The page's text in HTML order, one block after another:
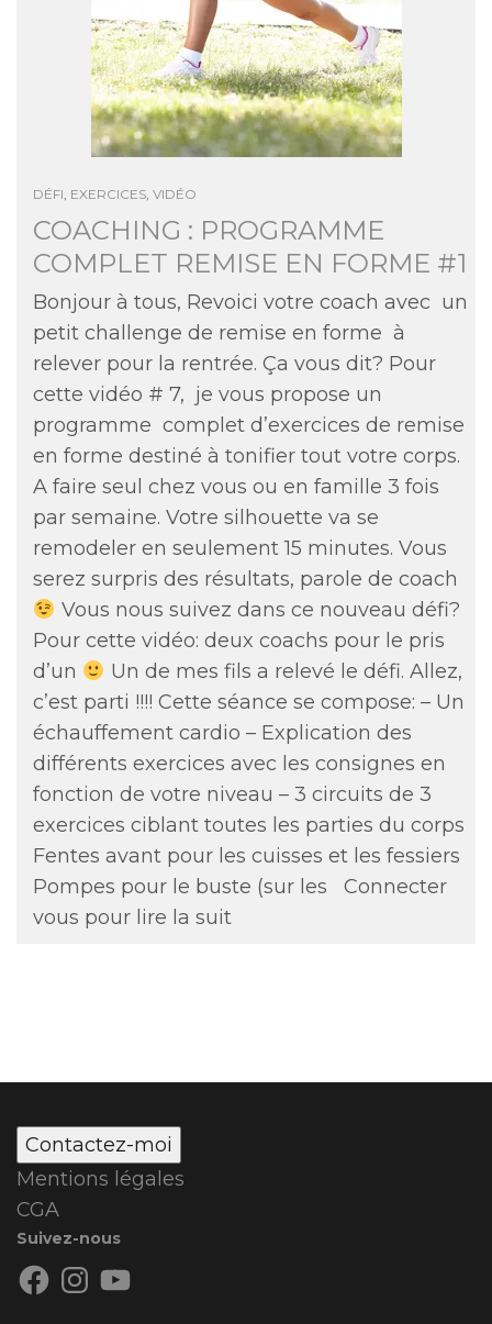
DÉFI, EXERCICES, VIDÉO
COACHING : PROGRAMME
COMPLET REMISE EN FORME #1
Bonjour à tous, Revoici votre coach avec un
petit challenge de remise en forme à
relever pour la rentrée. Ça vous dit? Pour
cette vidéo # 7, je vous propose un
programme complet d’exercices de remise
en forme destiné à tonifier tout votre corps.
A faire seul chez vous ou en famille 3 fois
par semaine. Votre silhouette va se
remodeler en seulement 15 minutes. Vous
serez surpris des résultats, parole de coach
Vous nous suivez dans ce nouveau défi?
Pour cette vidéo: deux coachs pour le pris
d’un
Un de mes fils a relevé le défi. Allez,
c’est parti !!!! Cette séance se compose: – Un
échauffement cardio – Explication des
différents exercices avec les consignes en
fonction de votre niveau – 3 circuits de 3
exercices ciblant toutes les parties du corps
Fentes avant pour les cuisses et les fessiers
Pompes pour le buste (sur les
Connecter
vous pour lire la suit
Contactez-moi
Mentions légales
CGA
Suivez-nous
Facebook
Instagram
YouTube